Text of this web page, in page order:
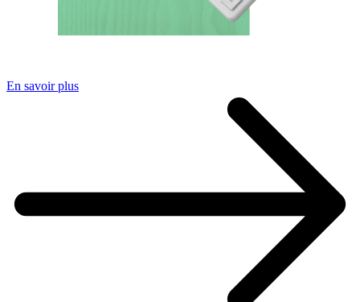
En savoir plus